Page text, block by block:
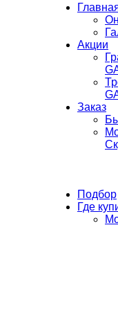
Акции
Заказ
Подбор
Где